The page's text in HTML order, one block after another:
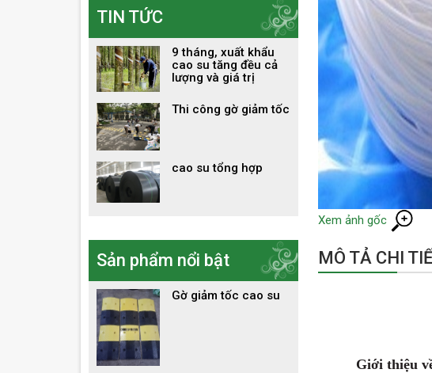
Xem ảnh gốc
MÔ TẢ CHI
Giới thiệu
TIN TỨC
9 tháng, xuất khẩu
cao su tăng đều cả
lượng và giá trị
Thi công gờ giảm tốc
cao su tổng hợp
Sản phẩm nổi bật
Gờ giảm tốc cao su